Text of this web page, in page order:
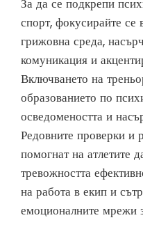
За да се подкрепи
спорт, фокусирайте се
грижовна среда,
комуникация и
Включването на
образованието по
осведомеността и
Редовните проверки и
помогнат на атлетите
тревожността
на работа в екип и
емоционалните мрежи